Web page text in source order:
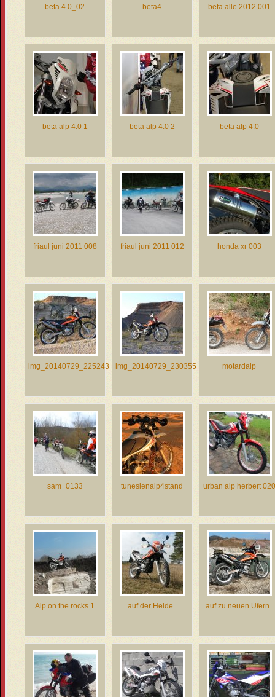
beta 4.0_02 beta4 beta alle 2012 001
beta alp 4.0 1 beta alp 4.0 2 beta alp 4.0
friaul juni 2011 008 friaul juni 2011 012 honda xr 003
img_20140729_225243 img_20140729_230355 motardalp
sam_0133 tunesienalp4stand urban alp herbert 020
Alp on the rocks 1 auf der Heide.. auf zu neuen Ufern..